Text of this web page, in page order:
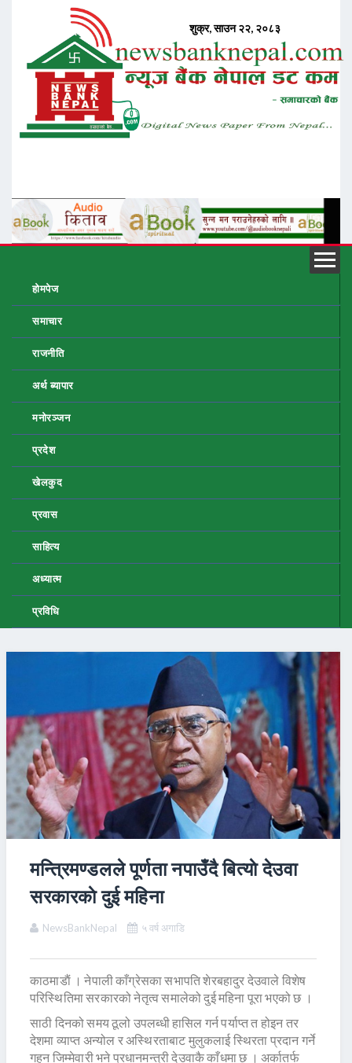
होमपेज
समाचार
राजनीति
अर्थ ब्यापार
मनोरञ्जन
प्रदेश
खेलकुद
प्रवास
साहित्य
अध्यात्म
प्रविधि
मन्त्रिमण्डलले पूर्णता नपाउँदै बित्याे देउवा
सरकारकाे दुई महिना
NewsBankNepal ५ वर्ष अगाडि
काठमाडाैं । नेपाली काँग्रेसका सभापति शेरबहादुर देउवाले विशेष
परिस्थितिमा सरकारको नेतृत्व समालेको दुई महिना पूरा भएको छ ।
साठी दिनको समय ठूलो उपलब्धी हासिल गर्न पर्याप्त त होइन तर
देशमा व्याप्त अन्योल र अस्थिरताबाट मुलुकलाई स्थिरता प्रदान गर्ने
गहन जिम्मेवारी भने प्रधानमन्त्री देउवाकै काँधमा छ । अर्कातर्फ